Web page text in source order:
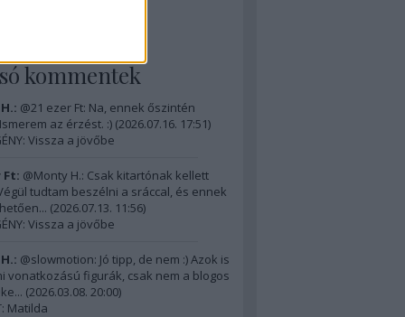
kommentek
@21 ezer Ft: Na, ennek őszintén
az érzést. :) (2026.07.16. 17:51)
Vissza a jövőbe
Ft: @Monty H.: Csak kitartónak kellett
tudtam beszélni a sráccal, és ennek
(2026.07.13. 11:56)
Vissza a jövőbe
@slowmotion: Jó tipp, de nem :) Azok is
vonatkozású figurák, csak nem a blogos
(2026.03.08. 20:00)
Matilda